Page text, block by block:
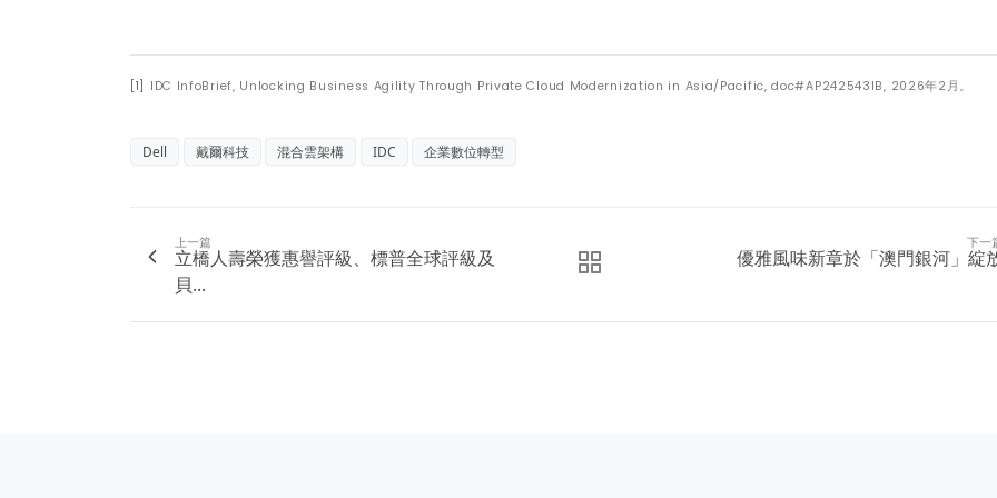
[1] IDC InfoBrief, Unlocking Business Agility Through Private Cloud Modernization in Asia/Pacific, doc#AP242543IB, 2026年2 月。
Dell 戴爾科技 混合雲架構 IDC 企業數位轉型
上一篇
立橋人壽榮獲惠譽評級、標普全球評級及
貝...
下一
優雅風味新章於「澳門銀河」綻